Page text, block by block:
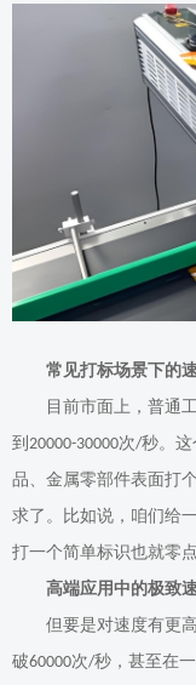
常见打标场景下的
目前市面上，普通
到 20000-30000次/秒。这
品、金属零部件表面打个
求了。比如说，咱们给
打一个简单标识也就零
高端应用中的极致
但要是对速度有更
破60000次/秒，甚至在